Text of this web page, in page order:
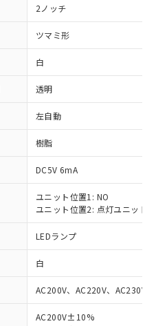
2ノッチ
ツマミ形
白
透明
左自動
樹脂
DC5V 6mA
ユニット位置1: NO
ユニット位置2: 点灯ユニット
LEDランプ
白
AC200V、AC220V、AC230V
AC200V±10%